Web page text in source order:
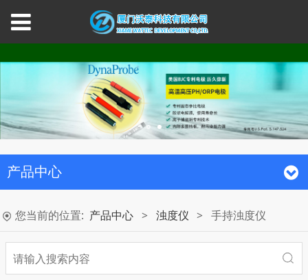
产品中心
您当前的位置: 产品中心 > 浊度仪 > 手持浊度仪